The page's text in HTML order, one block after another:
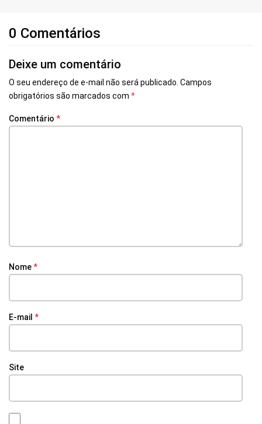
0 Comentários
Deixe um comentário
O seu endereço de e-mail não será publicado. Campos
obrigatórios são marcados com *
Comentário *
Nome*
E-mail *
Site